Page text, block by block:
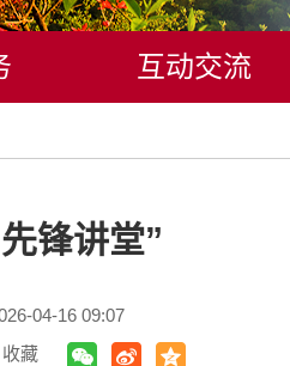
互动交流
锋讲堂”
04-16 09:07
收藏